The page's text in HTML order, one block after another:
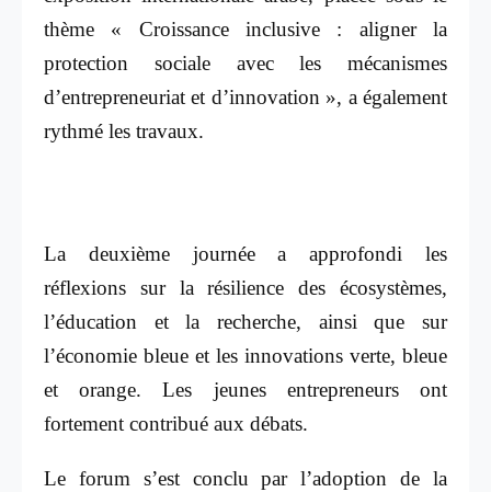
thème « Croissance inclusive : aligner la
protection sociale avec les mécanismes
d’entrepreneuriat et d’innovation », a également
rythmé les travaux.
La deuxième journée a approfondi les
réflexions sur la résilience des écosystèmes,
l’éducation et la recherche, ainsi que sur
l’économie bleue et les innovations verte, bleue
et orange. Les jeunes entrepreneurs ont
fortement contribué aux débats.
Le forum s’est conclu par l’adoption de la